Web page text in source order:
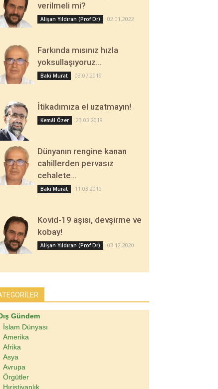
verilmeli mi?
Alişan Yıldıran (Prof Dr) 02.01.2022
Farkında mısınız hızla
yoksullaşıyoruz…
Baki Murat 03.07.2019
İtikadımıza el uzatmayın!
Kemâl Özer 23.03.2019
Dünyanın rengine kanan
cahillerden pervasız
cehalete…
Baki Murat 11.03.2019
Kovid-19 aşısı, devşirme ve
kobay!
Alişan Yıldıran (Prof Dr) 03.12.2020
Gündem
İslam Dünyası
Amerika
Afrika
Asya
Avrupa
Örgütler
Hıristiyanlık